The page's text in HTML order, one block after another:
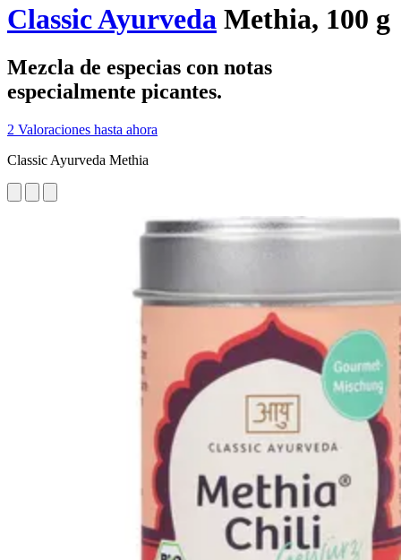
Classic Ayurveda Methia, 100 g
Mezcla de especias con notas
especialmente picantes.
2 Valoraciones hasta ahora
Classic Ayurveda Methia